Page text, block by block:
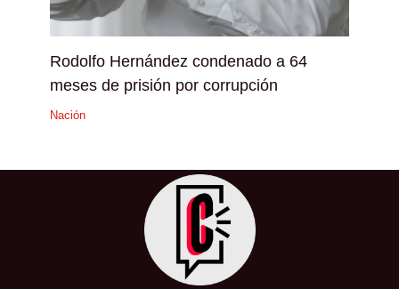
Rodolfo Hernández condenado a 64
meses de prisión por corrupción
Nación